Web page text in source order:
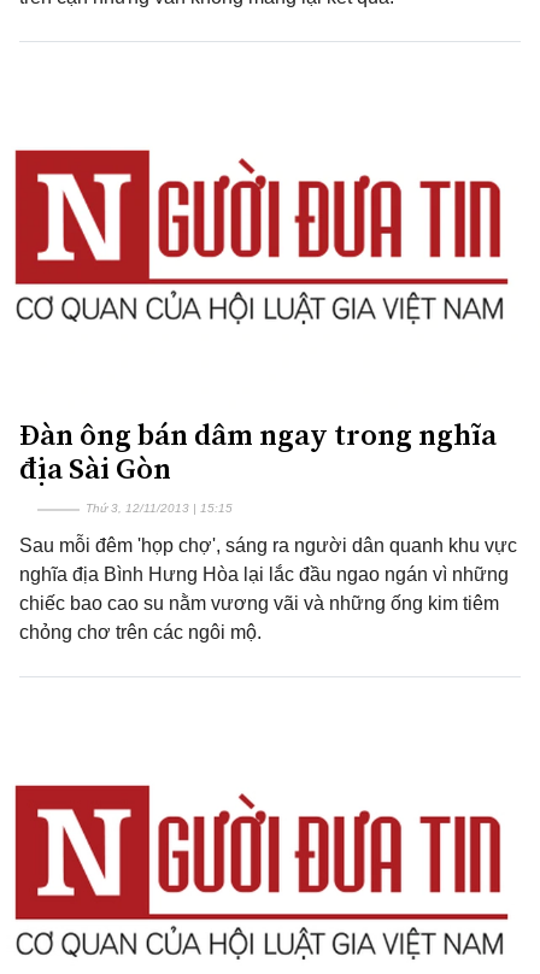
Đàn ông bán dâm ngay trong nghĩa
địa Sài Gòn
Thứ 3, 12/11/2013 | 15:15
Sau mỗi đêm 'họp chợ', sáng ra người dân quanh khu vực
nghĩa địa Bình Hưng Hòa lại lắc đầu ngao ngán vì những
chiếc bao cao su nằm vương vãi và những ống kim tiêm
chỏng chơ trên các ngôi mộ.